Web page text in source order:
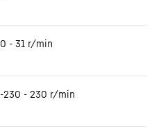
0 - 31 r/min
-230 - 230 r/min